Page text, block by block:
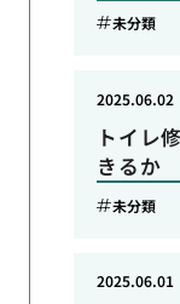
未分類
トイレ
きるか
2025.06.02
未分類
2025.06.01